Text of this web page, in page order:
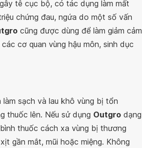
tê cục bộ, có tác dụng làm mất
chứng đau, ngứa do một số vấn
cũng được dùng để làm giảm cảm
cơ quan vùng hậu môn, sinh dục
sạch và lau khô vùng bị tổn
thuốc lên. Nếu sử dụng Outgro dạng
thuốc cách xa vùng bị thương
gần mắt, mũi hoặc miệng. Không